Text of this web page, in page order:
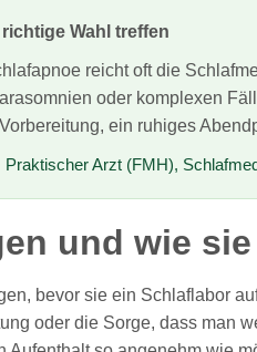
Wahl treffen
reicht oft die
oder komplexen
ein ruhiges
Praktischer Arzt (FMH),
und wie
bevor sie ein Schlaflabor
oder die Sorge, dass man